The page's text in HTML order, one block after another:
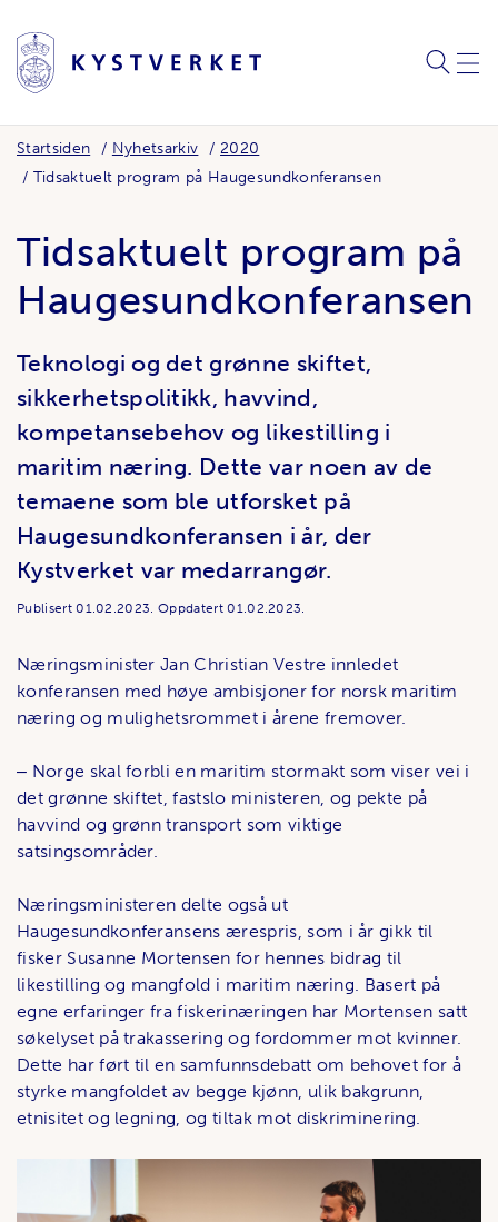
SØK
Startsiden Nyhetsarkiv
2020
Tidsaktuelt program på Haugesundkonferansen
Tidsaktuelt program på
Haugesundkonferansen
Teknologi og det grønne skiftet,
sikkerhetspolitikk, havvind,
kompetansebehov og likestilling i
maritim næring. Dette var noen av de
temaene som ble utforsket på
Haugesundkonferansen i år, der
Kystverket var medarrangør.
Publisert01.02.2023.Oppdatert01.02.2023.
Næringsminister Jan Christian Vestre innledet
konferansen med høye ambisjoner for norsk maritim
næring og mulighetsrommet i årene fremover.
‒ Norge skal forbli en maritim stormakt som viser vei i
det grønne skiftet, fastslo ministeren, og pekte på
havvind og grønn transport som viktige
satsingsområder.
Næringsministeren delte også ut
Haugesundkonferansens ærespris, som i år gikk til
fisker Susanne Mortensen for hennes bidrag til
likestilling og mangfold i maritim næring. Basert på
egne erfaringer fra fiskerinæringen har Mortensen satt
søkelyset på trakassering og fordommer mot kvinner.
Dette har ført til en samfunnsdebatt om behovet for å
styrke mangfoldet av begge kjønn, ulik bakgrunn,
etnisitet og legning, og tiltak mot diskriminering.